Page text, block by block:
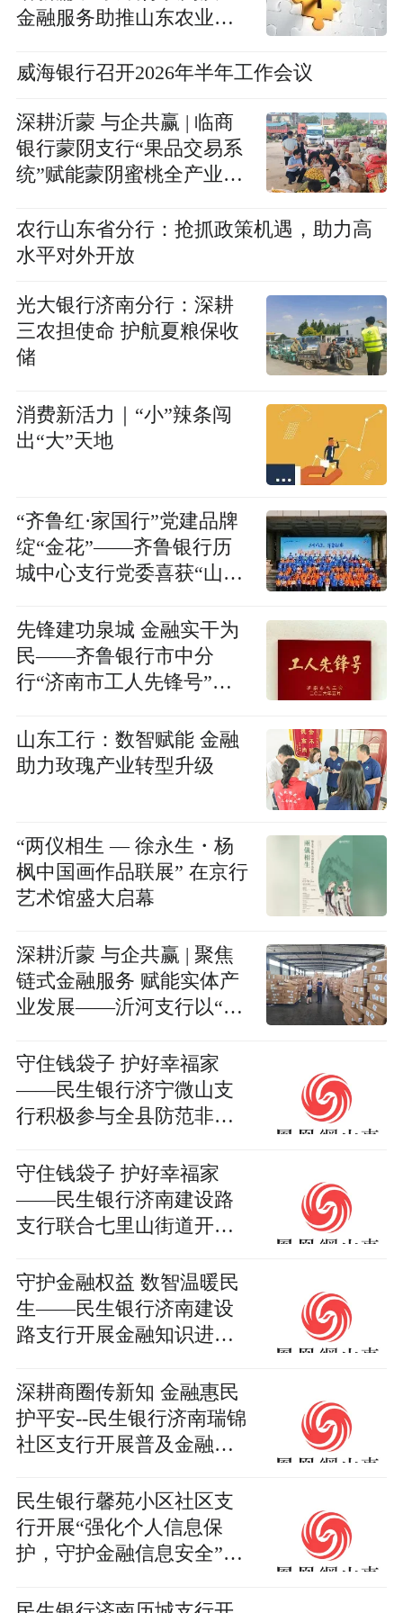
金融服务助推山东农业农
威海银行召开2026年半年工作会议
深耕沂蒙 与企共赢 | 临商
银行蒙阴支行“果品交易系
统”赋能蒙阴蜜桃全产业链
农行山东省分行：抢抓政策机遇，助力高
水平对外开放
光大银行济南分行：深耕
三农担使命 护航夏粮保收
储
消费新活力｜“小”辣条闯
出“大”天地
“齐鲁红·家国行”党建品牌
绽“金花”——齐鲁银行历
城中心支行党委喜获“山东
先锋建功泉城 金融实干为
民——齐鲁银行市中分
行“济南市工人先锋号”创
山东工行：数智赋能 金融
助力玫瑰产业转型升级
“两仪相生 — 徐永生・杨
枫中国画作品联展” 在京行
艺术馆盛大启幕
深耕沂蒙 与企共赢 | 聚焦
链式金融服务 赋能实体产
业发展——沂河支行以“链
题
守住钱袋子 护好幸福家
——民生银行济宁微山支
行积极参与全县防范非法
守住钱袋子 护好幸福家
——民生银行济南建设路
支行联合七里山街道开展
守护金融权益 数智温暖民
生——民生银行济南建设
路支行开展金融知识进企
深耕商圈传新知 金融惠民
护平安--民生银行济南瑞锦
社区支行开展普及金融知
民生银行馨苑小区社区支
行开展“强化个人信息保
护，守护金融信息安全”宣